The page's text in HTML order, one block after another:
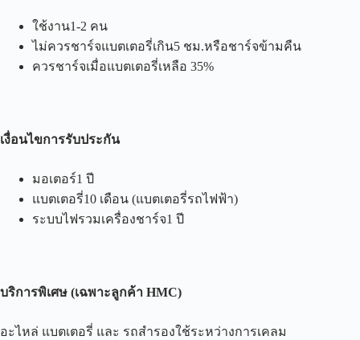
ใช้งาน1-2 คน
ไม่ควรชาร์จแบตเตอรี่เกิน5 ชม.หรือชาร์จข้ามคืน
ควรชาร์จเมื่อแบตเตอรี่เหลือ 35%
เงื่อนไขการรับประกัน
มอเตอร์1 ปี
แบตเตอรี่10 เดือน (แบตเตอรี่รถไฟฟ้า)
ระบบไฟรวมเครื่องชาร์จ1 ปี
บริการพิเศษ (เฉพาะลูกค้า HMC)
อะไหล่ แบตเตอรี่ และ รถสำรองใช้ระหว่างการเคลม